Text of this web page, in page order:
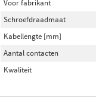
Voor fabrikant
Schroefdraadmaat
Kabellengte [mm]
Aantal contacten
Kwaliteit